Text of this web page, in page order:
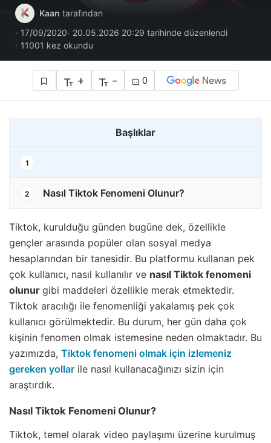
Kaan tarafından
17/09/2020
20.05.2026 20:29 tarihinde düzenlendi
11001 kez okundu
+ - 0
Başlıklar
1
2 Nasıl Tiktok Fenomeni Olunur?
Tiktok, kurulduğu günden bugüne dek, özellikle
gençler arasında popüler olan sosyal medya
hesaplarından bir tanesidir. Bu platformu kullanan pek
çok kullanıcı, nasıl kullanılır ve nasıl Tiktok fenomeni
olunur gibi maddeleri özellikle merak etmektedir.
Tiktok aracılığı ile fenomenliği yakalamış pek çok
kullanıcı görülmektedir. Bu durum, her gün daha çok
kişinin fenomen olmak istemesine neden olmaktadır. Bu
yazımızda, Tiktok fenomeni olmak için izlemeniz
gereken yollar ile nasıl kullanacağınızı sizin için
araştırdık.
Nasıl Tiktok Fenomeni Olunur?
Tiktok, temel olarak video paylaşımı üzerine kurulmuş